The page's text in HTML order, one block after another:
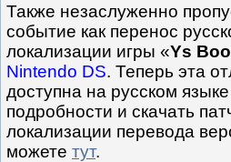
Также незаслуженно
событие как перенос
локализации игры «Ys
Nintendo DS. Теперь эта
доступна на русском
подробности и скачать
локализации перевода
можете тут.